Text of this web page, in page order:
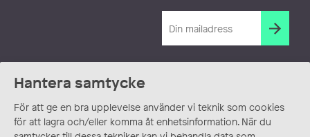
Hantera samtycke
För att ge en bra upplevelse använder vi teknik som cookies
för att lagra och/eller komma åt enhetsinformation. När du